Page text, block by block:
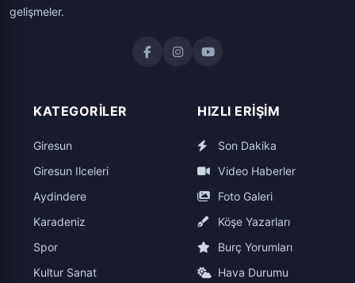
gelişmeler.
KATEGORILER
Giresun
Giresun Ilceleri
Aydindere
Karadeniz
Spor
Kultur Sanat
HIZLI ERIŞIM
Son Dakika
Video Haberler
Foto Galeri
Köşe Yazarları
Burç Yorumları
Hava Durumu